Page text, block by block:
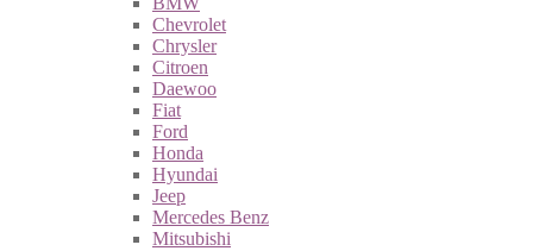
Chevrolet
Chrysler
Citroen
Daewoo
Fiat
Ford
Honda
Hyundai
Jeep
Mercedes Benz
Mitsubishi